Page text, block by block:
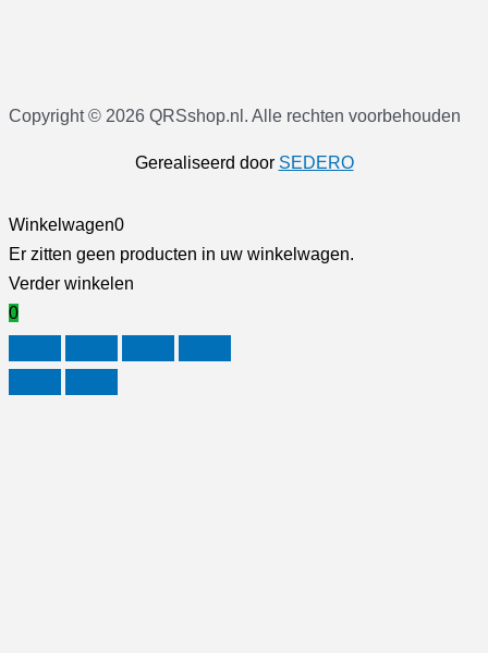
Copyright © 2026 QRSshop.nl. Alle rechten voorbehouden
Gerealiseerd door SEDERO
Winkelwagen0
Er zitten geen producten in uw winkelwagen.
Verder winkelen
0